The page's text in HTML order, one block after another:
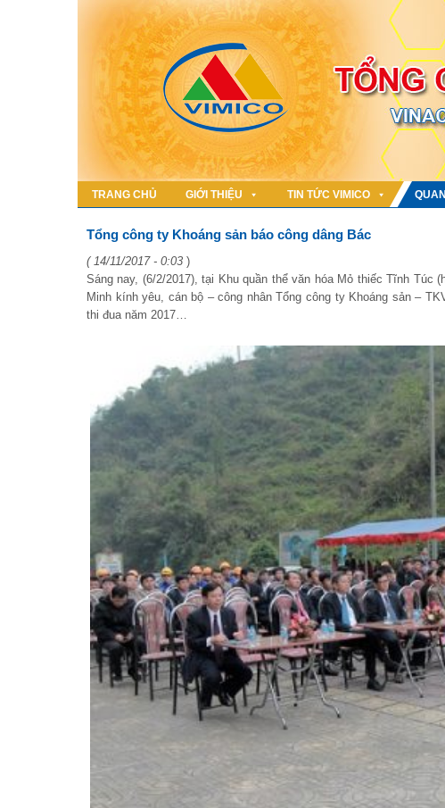
TRANG CHỦ GIỚI THIỆU TIN TỨC VIMICO
Tổng công ty Khoáng sản báo công dâng Bác
( 14/11/2017 - 0:03 )
Sáng nay, (6/2/2017), tại Khu quần thể văn hóa Mỏ thiếc Tĩnh
Minh kính yêu, cán bộ – công nhân Tổng công ty Khoáng sản –
thi đua năm 2017…